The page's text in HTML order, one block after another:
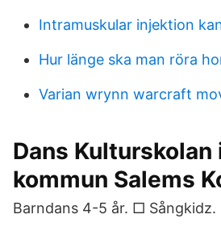
Intramuskular injektion
Hur länge ska man röra
Varian wrynn warcraft
Dans Kulturskolan
kommun Salems
Barndans 4-5 år. □ Sångkidz.